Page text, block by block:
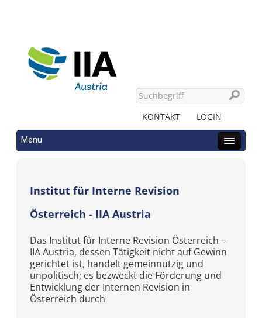
KONTAKT LOGIN
Menu
Institut für Interne Revision
Österreich - IIA Austria
Das Institut für Interne Revision Österreich –
IIA Austria, dessen Tätigkeit nicht auf Gewinn
gerichtet ist, handelt gemeinnützig und
unpolitisch; es bezweckt die Förderung und
Entwicklung der Internen Revision in
Österreich durch